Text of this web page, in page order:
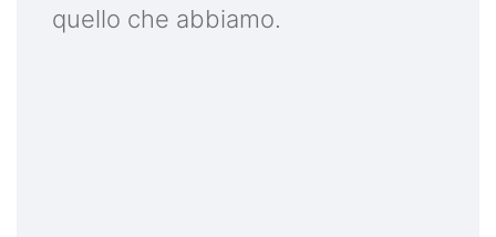
quello che abbiamo.